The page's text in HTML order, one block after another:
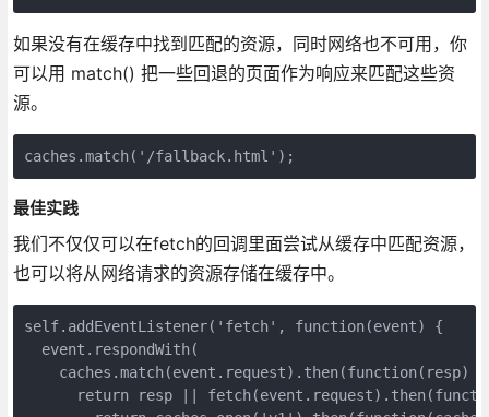
如果没有在缓存中找到匹配的资源，同时网络也不可用，你
可以用 match() 把一些回退的页面作为响应来匹配这些资
源。
caches.match('/fallback.html');
最佳实践
我们不仅仅可以在fetch的回调里面尝试从缓存中匹配资源，
也可以将从网络请求的资源存储在缓存中。
self.addEventListener('fetch', function(event) {
  event.respondWith(
    caches.match(event.request).then(function(resp) {
return resp ||